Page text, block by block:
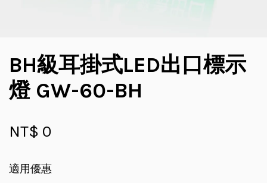
BH級耳掛式LED出口標示
燈 GW-60-BH
NT$ 0
適用優惠